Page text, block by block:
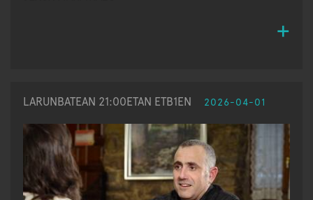
LARUNBATEAN 21:00ETAN ETB1EN 2026-04-01